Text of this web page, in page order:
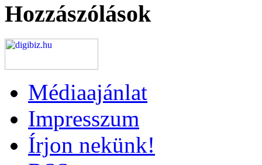
Hozzászólások
Médiaajánlat
Impresszum
Írjon nekünk!